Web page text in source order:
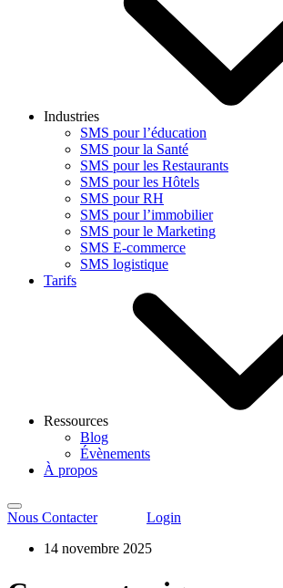
Industries
SMS pour l’éducation
SMS pour la Santé
SMS pour les Restaurants
SMS pour les Hôtels
SMS pour RH
SMS pour l’immobilier
SMS pour le Marketing
SMS E-commerce
SMS logistique
Tarifs
Ressources
Blog
Évènements
À propos
Nous Contacter
Login
14 novembre 2025